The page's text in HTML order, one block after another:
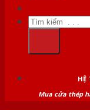
Tìm
kiếm:
HỆ
Mua cửa thép